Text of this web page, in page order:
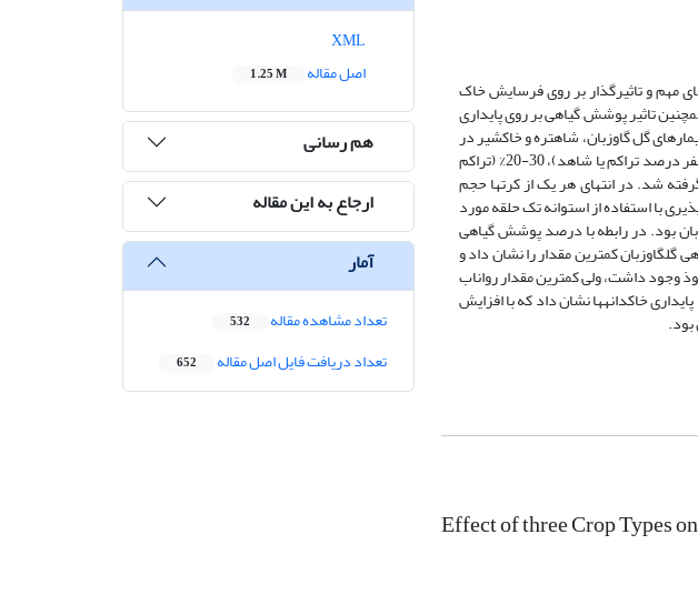
مهم و تاثیرگذار بر روی فرسایش خاک
تاثیر پوشش گیاهی بر روی پایداری
گل گاوزبان، شاه­تره و خاکشیر در
سه تکرار انجام شد. برای بررسی اثرات درصد نوع پوشش وآسمانه­های گیاهی شامل خاک بدون پوشش گیاهی (صفر درصد تراکم یا شاهد)، 30-20% (تراکم
مربع در نظر گرفته شد. در انتهای هر یک از کرت­ها حجم
روش الک تر و نفوذپذیری با استفاده از استوانه تک حلقه مورد
بود. در رابطه با درصد پوشش گیاهی
رسوب در پوشش گیاهی گل­گاوزبان کم­ترین مقدار را نشان داد و
وجود داشت، ولی کم­ترین مقدار رواناب
خاکدانه­ها نشان داد که با افزایش
Effect of three Crop Types
اصل مقاله
1.25 M
هم رسانی
ارجاع به این مقاله
آمار
تعداد مشاهده مقاله 532
تعداد دریافت فایل اصل مقاله 652